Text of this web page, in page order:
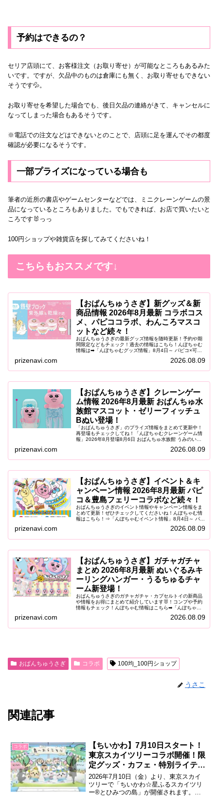
予約はできるの？
セリア店頭にて、お客様注文（お取り寄せ）が可能なところもあるみた
いです。ですが、欠品中のものは倉庫にも無く、お取り寄せもできない
そうです💦。
お取り寄せを希望した場合でも、後日欠品の連絡がきて、キャンセルに
なってしまった場合もあるそうです。
※電話での注文などはできないとのことで、店頭に足を運んでその都度
確認が必要になるそうです。
一部プライズになっている場合も
筆者の近所の書店やゲームセンターなどでは、ミニクレーンゲームの景
品になっているところもありました。でもできれば、お店で買いたいと
ころです🐰っっ
100円ショップや雑貨店を探してみてくださいね！
こちらもおススメです↓
【おぱんちゅうさぎ】新グッズ＆新
商品情報 2026年8月最新 コラボコス
メ、パピココラボ、わんころマスコ
ットなど続々！
おぱんちゅうさぎの最新グッズ情報を随時更新！予約や期
間限定などもチェック！過去の情報はこちら！んぽちゃむ
情報は➡「んぽちゃむグッズ情報」8月4日～ パピコ×可哀
prizenavi.com 2026.08.09
【おぱんちゅうさぎ】クレーンゲー
ム情報 2026年8月最新 おぱんちゅ水
族館マスコット・ゼリーフィッチュ
Bぬい登場！
「おぱんちゅうさぎ」のプライズ情報をまとめて更新中！
再登場もチェックしてね！「んぽちゃむクレーンゲーム情
報」2026年8月登場8月6日 おぱんちゅ水族館 うみのいき
prizenavi.com 2026.08.09
【おぱんちゅうさぎ】イベント＆キ
ャンペーン情報 2026年8月最新 パピ
コ＆豊島フェリーコラボなど続々！
おぱんちゅうさぎのイベント情報やキャンペーン情報をま
とめて更新！ぜひチェックしてくださいね！んぽちゃむ情
報はこちら！⇒「んぽちゃむイベント情報」8月4日～ パピ
prizenavi.com 2026.08.09
【おぱんちゅうさぎ】ガチャガチャ
まとめ 2026年8月最新 ぬいぐるみキ
ーリングハンガー・うるちゅるチャ
ーム新登場！
おぱんちゅうさぎのガチャガチャ・カプセルトイの新商品
や情報をお得にまとめて紹介しています🐰！コンプや予約
情報もチェック！んぽちゃむ情報はこちら➡「んぽちゃむ
prizenavi.com 2026.08.09
おぱんちゅうさぎ コラボ 100均_100円ショップ
うさこ
関連記事
コラボ
【ちいかわ】7月10日スタート！
東京スカイツリーコラボ開催！限
定グッズ・カフェ・特別ライティ
ングが登場
2026年7月10日（金）より、東京スカイ
ツリーで「ちいかわ☆星ふるスカイツリ
ー®とひみつの島」が開催されます。